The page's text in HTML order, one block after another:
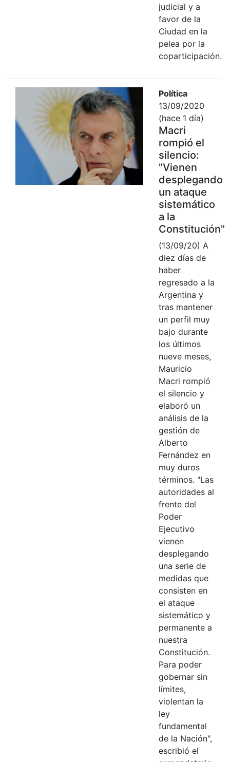
judicial y a
favor de la
Ciudad en la
pelea por la
coparticipación.
Política
13/09/2020
(hace 1 día)
Macri
rompió el
silencio:
"Vienen
desplegando
un ataque
sistemático
a la
Constitución"
(13/09/20) A
diez días de
haber
regresado a la
Argentina y
tras mantener
un perfil muy
bajo durante
los últimos
nueve meses,
Mauricio
Macri rompió
el silencio y
elaboró un
análisis de la
gestión de
Alberto
Fernández en
muy duros
términos. "Las
autoridades al
frente del
Poder
Ejecutivo
vienen
desplegando
una serie de
medidas que
consisten en
el ataque
sistemático y
permanente a
nuestra
Constitución.
Para poder
gobernar sin
límites,
violentan la
ley
fundamental
de la Nación",
escribió el